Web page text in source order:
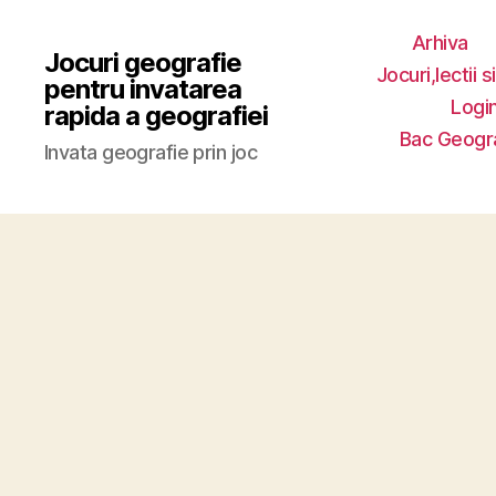
Jocuri geografie
pentru invatarea
rapida a geografiei
Invata geografie prin joc
Arhiva
Jocuri,lectii
Bac